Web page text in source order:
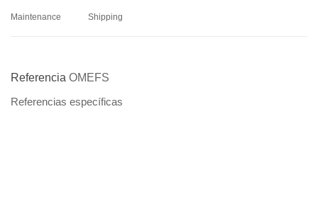
Maintenance Shipping
Referencia OMEFS
Referencias específicas